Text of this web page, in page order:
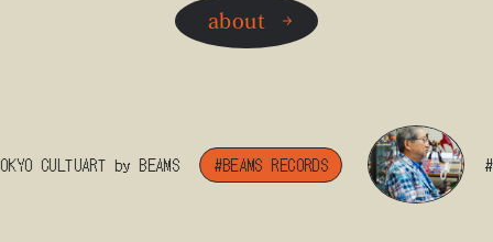
about
CULTUART by BEAMS #BEAMS RECORDS